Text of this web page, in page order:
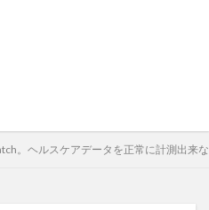
。ヘルスケアデータを正常に計測出来